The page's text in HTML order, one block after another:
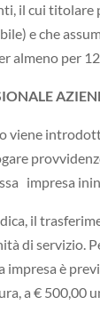
il cui
e che
almeno per
viene
impresa
il
di servizio.
impresa è
a €